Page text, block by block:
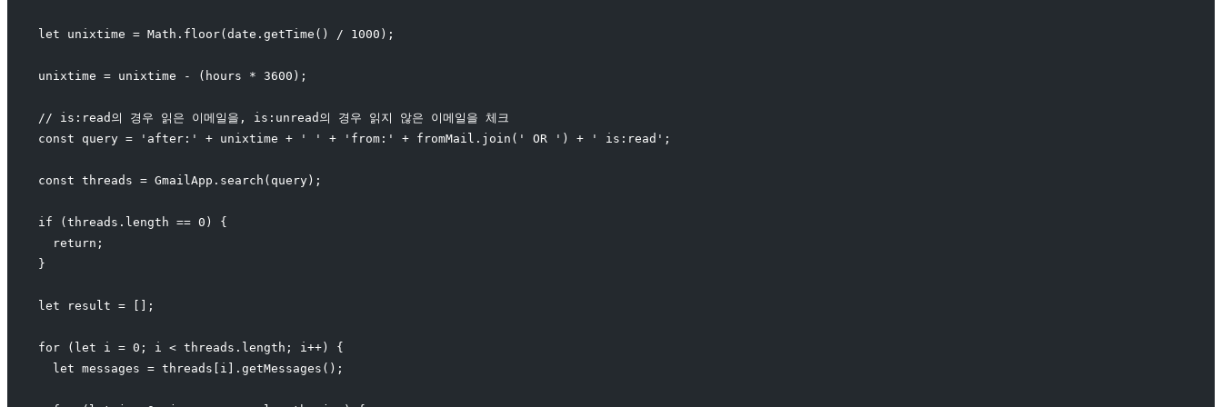
let unixtime = Math.floor(date.getTime() / 1000);
unixtime = unixtime - (hours * 3600);
// is:read의 경우 읽은 이메일을, is:unread의 경우 읽지 않은 이메일을 체크
const query = 'after:' + unixtime + ' ' + 'from:' + fromMail.join(' OR ') + ' is:read';
const threads = GmailApp.search(query);
if (threads.length == 0) {
  return;
}
let result = [];
for (let i = 0; i < threads.length; i++) {
  let messages = threads[i].getMessages();